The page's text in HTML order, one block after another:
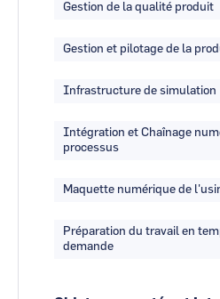
Gestion de la qualité produit
Gestion et pilotage de la
Infrastructure de simulation
Intégration et Chaînage
processus
Maquette numérique de
Préparation du travail en
demande